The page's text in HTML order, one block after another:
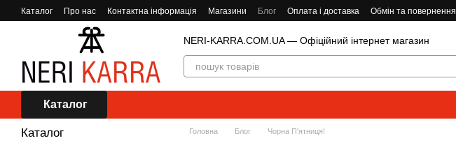
Перейти до основного контенту
Каталог Про нас Контактна інформація Магазини Блог Оплата і доставка Обмін та повернення
NERI-KARRA.COM.UA — Офіційний інтернет магазин
Каталог
Головна Блог Чорна П'ятниця!
Каталог